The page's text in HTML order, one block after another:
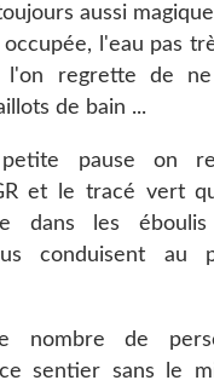
aussi
l'eau pas
l'on regrette de
de bain ...
pause on
et le tracé vert
dans les
conduisent au
nombre de
sentier sans le